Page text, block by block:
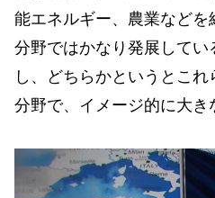
能エネルギー、農業など
分野ではかなり発展してい
し、どちらかというとこ
分野で、イメージ的に大き